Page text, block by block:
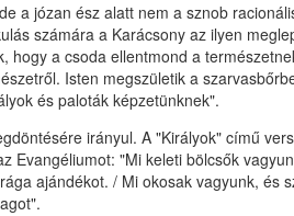
a józan ész alatt nem a sznob
számára a Karácsony az ilyen
a csoda ellentmond a
Isten megszületik a
és paloták képzetünknek".
irányul. A "Királyok" című
Evangéliumot: "Mi keleti bölcsők
ajándékot. / Mi okosak vagyunk, és